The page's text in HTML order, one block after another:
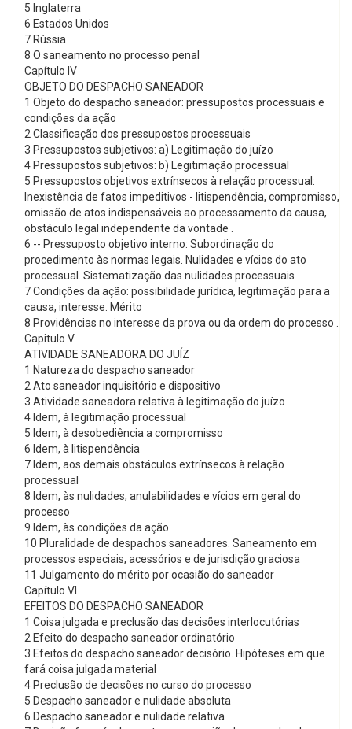
5 Inglaterra
6 Estados Unidos
7 Rússia
8 O saneamento no processo penal
Capítulo IV
OBJETO DO DESPACHO SANEADOR
1 Objeto do despacho saneador: pressupostos processuais e
condições da ação
2 Classificação dos pressupostos processuais
3 Pressupostos subjetivos: a) Legitimação do juízo
4 Pressupostos subjetivos: b) Legitimação processual
5 Pressupostos objetivos extrínsecos à relação processual:
Inexistência de fatos impeditivos - litispendência, compromisso,
omissão de atos indispensáveis ao processamento da causa,
obstáculo legal independente da vontade .
6 -- Pressuposto objetivo interno: Subordinação do
procedimento às normas legais. Nulidades e vícios do ato
processual. Sistematização das nulidades processuais
7 Condições da ação: possibilidade jurídica, legitimação para a
causa, interesse. Mérito
8 Providências no interesse da prova ou da ordem do processo .
Capitulo V
ATIVIDADE SANEADORA DO JUÍZ
1 Natureza do despacho saneador
2 Ato saneador inquisitório e dispositivo
3 Atividade saneadora relativa à legitimação do juízo
4 Idem, à legitimação processual
5 Idem, à desobediência a compromisso
6 Idem, à litispendência
7 Idem, aos demais obstáculos extrínsecos à relação
processual
8 Idem, às nulidades, anulabilidades e vícios em geral do
processo
9 Idem, às condições da ação
10 Pluralidade de despachos saneadores. Saneamento em
processos especiais, acessórios e de jurisdição graciosa
11 Julgamento do mérito por ocasião do saneador
Capítulo VI
EFEITOS DO DESPACHO SANEADOR
1 Coisa julgada e preclusão das decisões interlocutórias
2 Efeito do despacho saneador ordinatório
3 Efeitos do despacho saneador decisório. Hipóteses em que
fará coisa julgada material
4 Preclusão de decisões no curso do processo
5 Despacho saneador e nulidade absoluta
6 Despacho saneador e nulidade relativa